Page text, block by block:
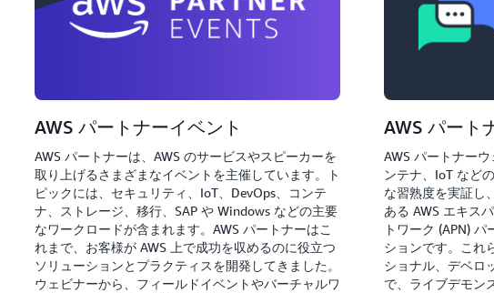
AWS パートナーイベント
AWS パートナーは、AWS のサービスやスピーカーを
取り上げるさまざまなイベントを主催しています。ト
ピックには、セキュリティ、IoT、DevOps、コンテ
ナ、ストレージ、移行、SAP や Windows などの主要
なワークロードが含まれます。AWS パートナーはこ
れまで、お客様が AWS 上で成功を収めるのに役立つ
ソリューションとプラクティスを開発してきました。
ウェビナーから、フィールドイベントやバーチャルワ
AWS パート
AWS パートナー
ンテナ、IoT など
な習熟度を実証し
ある AWS エキス
トワーク (APN)
ションです。これ
ショナル、デベロ
で、ライブデモン